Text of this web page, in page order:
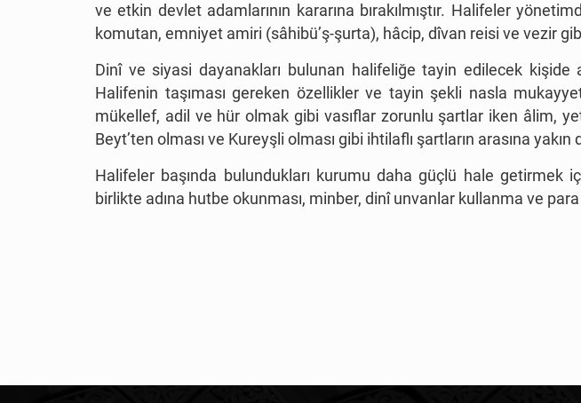
ve etkin devlet adamlarının kararına bırakılmıştır. Halifeler
komutan, emniyet amiri (sâhibü’ş-şurta), hâcip, dîvan reisi ve vezir
Dinî ve siyasi dayanakları bulunan halifeliğe tayin edilecek
Halifenin taşıması gereken özellikler ve tayin şekli nasla
mükellef, adil ve hür olmak gibi vasıflar zorunlu şartlar iken âlim,
Beyt’ten olması ve Kureyşli olması gibi ihtilaflı şartların arasına
Halifeler başında bulundukları kurumu daha güçlü hale getirmek
birlikte adına hutbe okunması, minber, dinî unvanlar kullanma ve